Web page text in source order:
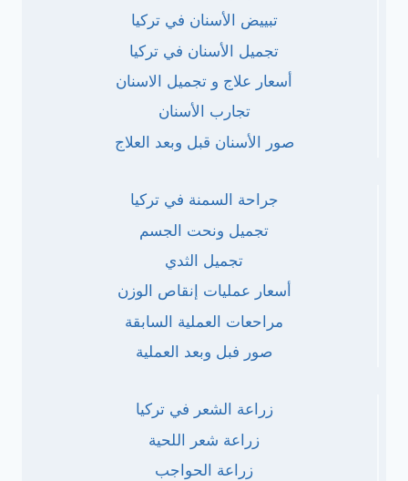
تبييض الأسنان في تركيا
تجميل الأسنان في تركيا
أسعار علاج و تجميل الاسنان
تجارب الأسنان
صور الأسنان قبل وبعد العلاج
جراحة السمنة في تركيا
تجميل ونحت الجسم
تجميل الثدي
أسعار عمليات إنقاص الوزن
مراحعات العملية السابقة
صور فبل وبعد العملية
زراعة الشعر في تركيا
زراعة شعر اللحية
زراعة الحواجب